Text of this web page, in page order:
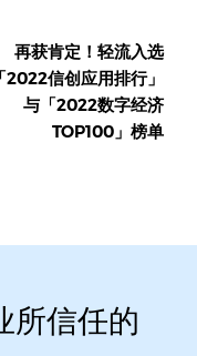
再获肯定！轻流入选
「2022信创应用排行」
与「2022数字经济
TOP100」榜单
所信任的